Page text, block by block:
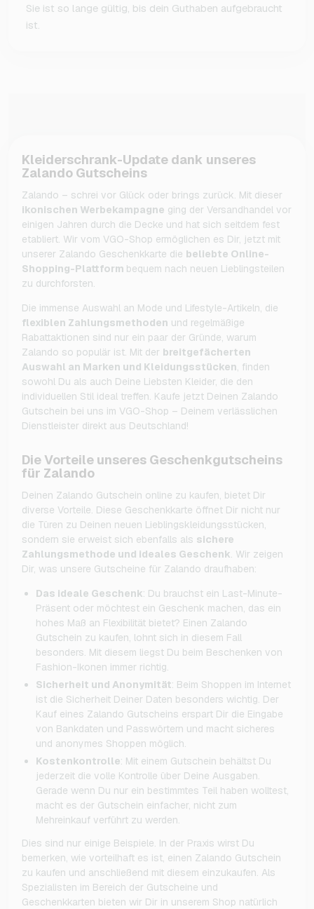
Sie ist so lange gültig, bis dein Guthaben aufgebraucht
ist.
Kleiderschrank-Update dank unseres
Zalando Gutscheins
Zalando – schrei vor Glück oder brings zurück. Mit dieser
ikonischen Werbekampagne ging der Versandhandel vor
einigen Jahren durch die Decke und hat sich seitdem fest
etabliert. Wir vom VGO-Shop ermöglichen es Dir, jetzt mit
unserer Zalando Geschenkkarte die beliebte Online-
Shopping-Plattform bequem nach neuen Lieblingsteilen
zu durchforsten.
Die immense Auswahl an Mode und Lifestyle-Artikeln, die
flexiblen Zahlungsmethoden und regelmäßige
Rabattaktionen sind nur ein paar der Gründe, warum
Zalando so populär ist. Mit der breitgefächerten
Auswahl an Marken und Kleidungsstücken, finden
sowohl Du als auch Deine Liebsten Kleider, die den
individuellen Stil ideal treffen. Kaufe jetzt Deinen Zalando
Gutschein bei uns im VGO-Shop – Deinem verlässlichen
Dienstleister direkt aus Deutschland!
Die Vorteile unseres Geschenkgutscheins
für Zalando
Deinen Zalando Gutschein online zu kaufen, bietet Dir
diverse Vorteile. Diese Geschenkkarte öffnet Dir nicht nur
die Türen zu Deinen neuen Lieblingskleidungsstücken,
sondern sie erweist sich ebenfalls als sichere
Zahlungsmethode und ideales Geschenk. Wir zeigen
Dir, was unsere Gutscheine für Zalando draufhaben:
Das ideale Geschenk: Du brauchst ein Last-Minute-
Präsent oder möchtest ein Geschenk machen, das ein
hohes Maß an Flexibilität bietet? Einen Zalando
Gutschein zu kaufen, lohnt sich in diesem Fall
besonders. Mit diesem liegst Du beim Beschenken von
Fashion-Ikonen immer richtig.
Sicherheit und Anonymität: Beim Shoppen im Internet
ist die Sicherheit Deiner Daten besonders wichtig. Der
Kauf eines Zalando Gutscheins erspart Dir die Eingabe
von Bankdaten und Passwörtern und macht sicheres
und anonymes Shoppen möglich.
Kostenkontrolle: Mit einem Gutschein behältst Du
jederzeit die volle Kontrolle über Deine Ausgaben.
Gerade wenn Du nur ein bestimmtes Teil haben wolltest,
macht es der Gutschein einfacher, nicht zum
Mehreinkauf verführt zu werden.
Dies sind nur einige Beispiele. In der Praxis wirst Du
bemerken, wie vorteilhaft es ist, einen Zalando Gutschein
zu kaufen und anschließend mit diesem einzukaufen. Als
Spezialisten im Bereich der Gutscheine und
Geschenkkarten bieten wir Dir in unserem Shop natürlich